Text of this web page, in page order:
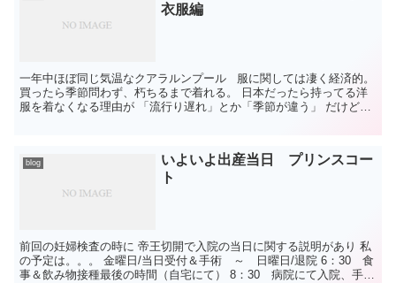
衣服編
一年中ほぼ同じ気温なクアラルンプール 服に関しては凄く経済的。
買ったら季節問わず、朽ちるまで着れる。 日本だったら持ってる洋
服を着なくなる理由が 「流行り遅れ」とか「季節が違う」 だけどマ
blog
いよいよ出産当日 プリンスコー
ト
前回の妊婦検査の時に 帝王切開で入院の当日に関する説明があり 私
の予定は。。。 金曜日/当日受付＆手術 ～ 日曜日/退院 6：30 食
事＆飲み物接種最後の時間（自宅にて） 8：30 病院にて入院、手術